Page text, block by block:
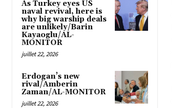
As Turkey eyes US
naval revival, here is
why big warship deals
are unlikely/Barin
Kayaoglu/AL-
MONITOR
juillet 22, 2026
Erdogan’s new
rival/Amberin
Zaman/AL-MONITOR
juillet 22, 2026